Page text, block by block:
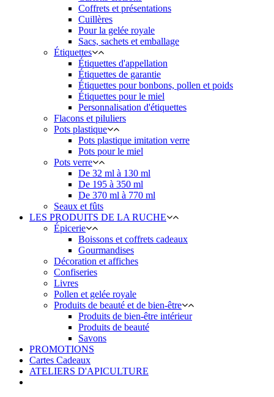
Coffrets et présentations
Cuillères
Pour la gelée royale
Sacs, sachets et emballage
Étiquettes
Étiquettes d'appellation
Étiquettes de garantie
Étiquettes pour bonbons, pollen et poids
Étiquettes pour le miel
Personnalisation d'étiquettes
Flacons et piluliers
Pots plastique
Pots plastique imitation verre
Pots pour le miel
Pots verre
De 32 ml à 130 ml
De 195 à 350 ml
De 370 ml à 770 ml
Seaux et fûts
LES PRODUITS DE LA RUCHE
Épicerie
Boissons et coffrets cadeaux
Gourmandises
Décoration et affiches
Confiseries
Livres
Pollen et gelée royale
Produits de beauté et de bien-être
Produits de bien-être intérieur
Produits de beauté
Savons
PROMOTIONS
Cartes Cadeaux
ATELIERS D'APICULTURE